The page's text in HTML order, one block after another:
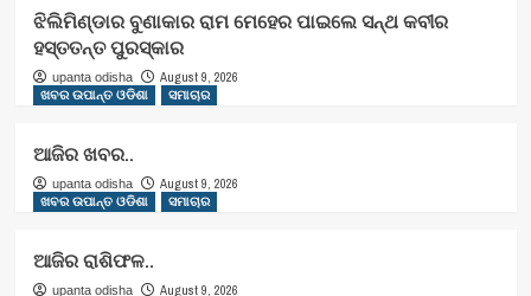
ଝିଲିମିଣ୍ଡାର ବୁଣାକାର ରାମ ମେହେର ପାଇଲେ ସନ୍ଥ କବୀର
ହସ୍ତତନ୍ତ ପୁରସ୍କାର
upanta odisha
August 9, 2026
ଖବର ଉପାନ୍ତ ଓଡିଶା
ସମାଚାର
ଆଜିର ଖବର..
upanta odisha
August 9, 2026
ଖବର ଉପାନ୍ତ ଓଡିଶା
ସମାଚାର
ଆଜିର ରାଶିଫଳ..
upanta odisha August 9, 2026